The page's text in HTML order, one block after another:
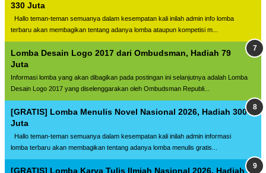
330 Juta
Hallo teman-teman semuanya dalam kesempatan kali inilah admin info lomba
terbaru akan membagikan tentang adanya lomba ataupun kompetisi m...
Lomba Desain Logo 2017 dari Ombudsman, Hadiah 79
Juta
Informasi lomba yang akan dibagikan pada postingan ini selanjutnya adalah Lomba
Desain Logo 2017 yang diselenggarakan oleh Ombudsman Republi...
[GRATIS] Lomba Menulis Novel Nasional 2026, Hadiah 300
Juta
Hallo teman-teman semuanya dalam kesempatan kali inilah admin informasi
lomba terbaru akan membagikan tentang adanya lomba menulis gratis...
[GRATIS] Lomba Karya Tulis Ilmiah Nasional 2026, Hadiah